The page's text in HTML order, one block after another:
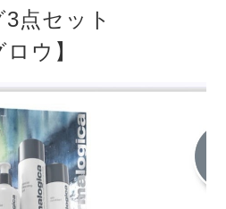
3点セット
ウ】